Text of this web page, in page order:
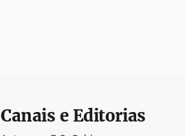
Canais e Editorias